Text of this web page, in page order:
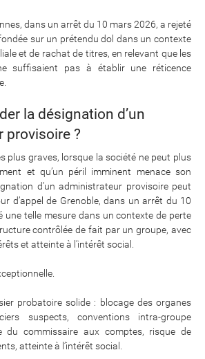
dans un arrêt du 10 mars 2026, a rejeté
sur un prétendu dol dans un contexte
et de rachat de titres, en relevant que les
suffisaient pas à établir une réticence
la désignation d’un
provisoire ?
plus graves, lorsque la société ne peut plus
et qu’un péril imminent menace son
d’un administrateur provisoire peut
d’appel de Grenoble, dans un arrêt du 10
une telle mesure dans un contexte de perte
contrôlée de fait par un groupe, avec
et atteinte à l’intérêt social.
probatoire solide : blocage des organes
suspects, conventions intra-groupe
du commissaire aux comptes, risque de
atteinte à l’intérêt social.